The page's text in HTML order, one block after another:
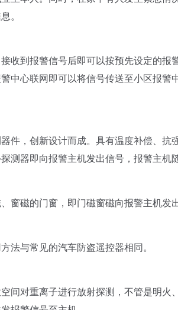
。
到报警信号后即可以按预先设定的报
中心联网即可以将信号传送至小区报警
，创新设计而成。具有温度补偿、抗
测器即向报警主机发出信号，报警主机
磁的门窗，即门磁窗磁向报警主机发
与常见的汽车防盗遥控器相同。
对重离子进行放射探测，不管是明火